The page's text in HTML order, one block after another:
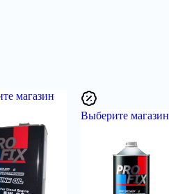
магазин
Выберите магазин